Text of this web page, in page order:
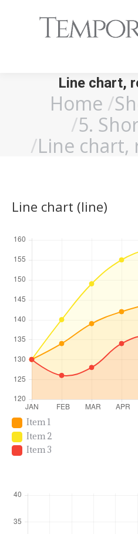
Line chart,
You are here:Home
5.
Line
Line chart (line)
Item 1
Item 2
Item 3